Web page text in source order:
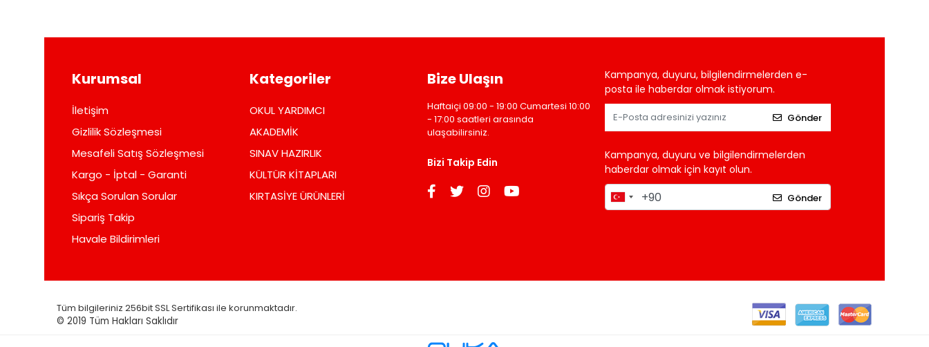
Kurumsal
İletişim
Gizlilik Sözleşmesi
Mesafeli Satış Sözleşmesi
Kargo - İptal - Garanti
Sıkça Sorulan Sorular
Sipariş Takip
Havale Bildirimleri
Kategoriler
OKUL YARDIMCI
AKADEMİK
SINAV HAZIRLIK
KÜLTÜR KİTAPLARI
KIRTASİYE ÜRÜNLERİ
Bize Ulaşın
Haftaiçi 09:00 - 19:00 Cumartesi 10:00
- 17:00 saatleri arasında
ulaşabilirsiniz.
Bizi Takip Edin
Kampanya, duyuru, bilgilendirmelerden e-
posta ile haberdar olmak istiyorum.
Gönder
Kampanya, duyuru ve bilgilendirmelerden
haberdar olmak için kayıt olun.
Gönder
Tüm bilgileriniz 256bit SSL Sertifikası ile korunmaktadır.
© 2019 Tüm Hakları Saklıdır